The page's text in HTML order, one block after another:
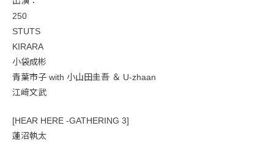
250
STUTS
KIRARA
小袋成彬
青葉市子 with 小山田圭吾 ＆ U-zhaan
江﨑文武
[HEAR HERE -GATHERING 3]
蓮沼執太